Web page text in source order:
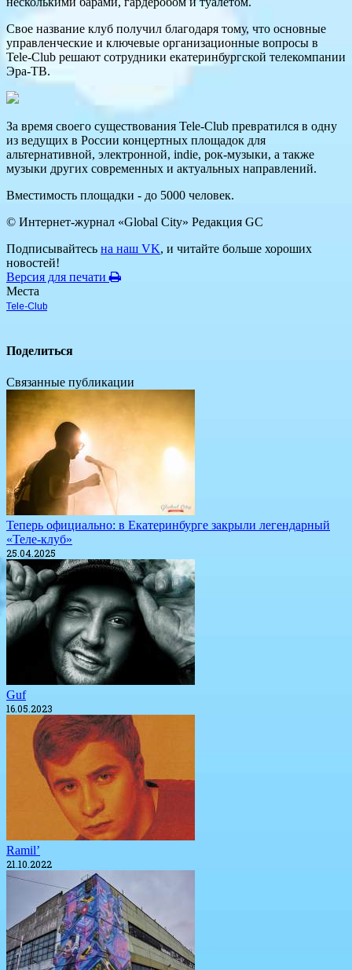
Свое название клуб получил благодаря тому, что основные
управленческие и ключевые организационные вопросы в
Tele-Club решают сотрудники екатеринбургской телекомпании
Эра-ТВ.
За время своего существования Tele-Club превратился в одну
из ведущих в России концертных площадок для
альтернативной, электронной, indie, рок-музыки, а также
музыки других современных и актуальных направлений.
Вместимость площадки - до 5000 человек.
© Интернет-журнал «Global City» Редакция GC
Подписывайтесь на наш VK, и читайте больше хороших
новостей!
Версия для печати
Места
Tele-Club
Поделиться
Связанные публикации
​Теперь официально: в Екатеринбурге закрыли легендарный
«Теле-клуб»
25.04.2025
Guf
16.05.2023
Ramil’
21.10.2022